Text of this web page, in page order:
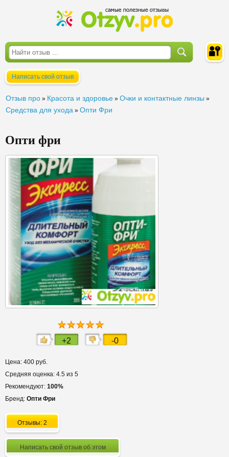
Написать свой отзыв
Отзыв про » Красота и здоровье » Очки и контактные линзы »
Средства для ухода » Опти Фри
Опти фри
+2 -0
Цена: 400 руб.
Средняя оценка: 4.5 из 5
Рекомендуют: 100%
Бренд: Опти Фри
Отзывы: 2
Написать свой отзыв об этом